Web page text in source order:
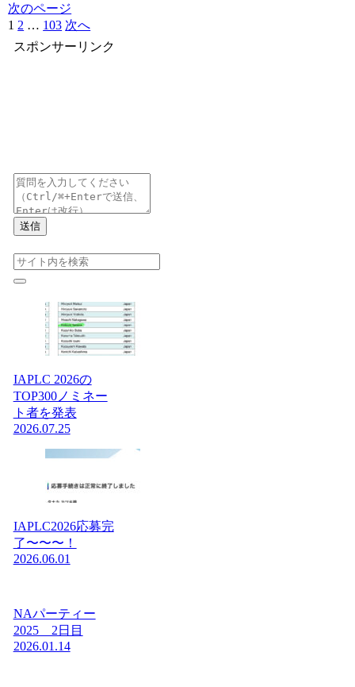
次のページ
1 2 … 103 次へ
スポンサーリンク
送信
IAPLC 2026の
TOP300ノミネー
ト者を発表
2026.07.25
IAPLC2026応募完
了〜〜〜！
2026.06.01
NAパーティー
2025 2日目
2026.01.14